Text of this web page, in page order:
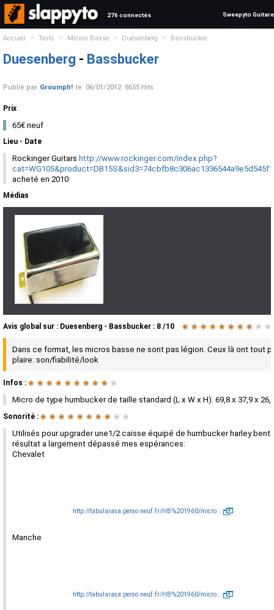
276 connectés Sweepyto Guitare
Accueil > Tests > Micros Basse > Duesenberg > Bassbucker
Duesenberg - Bassbucker
Publié par Groumph! le 06/01/2012 8655 Hits
Prix
65€ neuf
Lieu - Date
Rockinger Guitars http://www.rockinger.com/index.php?
acheté en 2010
Médias
Avis global sur : Duesenberg - Bassbucker : 8 /10 ★ ★ ★ ★ ★ ★ ★ ★ ★ ★
Dans ce format, les micros basse ne sont pas légion. Ceux là ont tout
plaire: son/fiabilité/look
Infos : ★ ★ ★ ★ ★ ★ ★ ★ ★ ★
Micro de type humbucker de taille standard (L x W x H): 69,8 x 37,9 x
Sonorité : ★ ★ ★ ★ ★ ★ ★ ★ ★ ★
Utilisés pour upgrader une1/2 caisse équipé de humbucker harley
résultat a largement dépassé mes espérances:
Chevalet
http://tabularasa.perso.neuf.fr/HB%201960/micro...
Manche
http://tabularasa.perso.neuf.fr/HB%201960/micro...